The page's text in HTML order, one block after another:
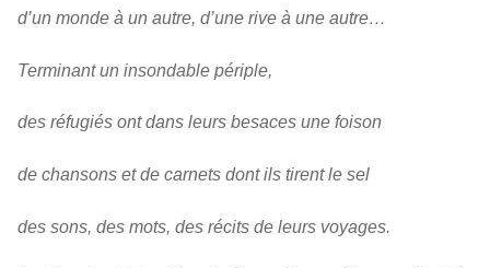
d’un monde à un autre, d’une rive à une autre…
Terminant un insondable périple,
des réfugiés ont dans leurs besaces une foison
de chansons et de carnets dont ils tirent le sel
des sons, des mots, des récits de leurs voyages.